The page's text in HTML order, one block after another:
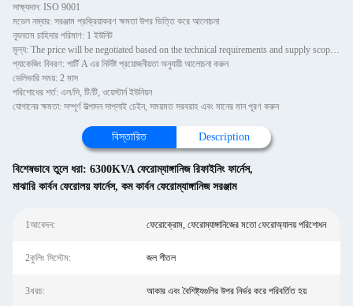
সাক্ষ্যদান: ISO 9001
মডেল নম্বার: সরঞ্জাম প্রক্রিয়াকরণ ক্ষমতা উপর ভিত্তি করে আলোচনা
ন্যূনতম চাহিদার পরিমাণ: 1 ইউনিট
মূল্য: The price will be negotiated based on the technical requirements and supply scope of Party A
প্যাকেজিং বিবরণ: পার্টি A এর নির্দিষ্ট প্রয়োজনীয়তা অনুযায়ী আলোচনা করুন
ডেলিভারি সময়: 2 মাস
পরিশোধের শর্ত: এল/সি, টি/টি, ওয়েস্টার্ন ইউনিয়ন
যোগানের ক্ষমতা: সম্পূর্ণ উত্পাদন সাপ্লাই চেইন, সময়মত সরবরাহ এবং মানের মান পূরণ করুন
বিস্তারিত Description
বিশেষভাবে তুলে ধরা: 6300KVA ফেরোম্যাঙ্গানিজ রিফাইনিং ফার্নেস,
মাঝারি কার্বন ফেরোলয় ফার্নেস, কম কার্বন ফেরোম্যাঙ্গানিজ সরঞ্জাম
1আবেদন: ফেরোক্রোম, ফেরোম্যাঙ্গানিজের মতো ফেরোঅ্যালয় পরিশোধন
2কুলিং সিস্টেম: জল শীতল
3খরচ: আকার এবং বৈশিষ্ট্যগুলির উপর নির্ভর করে পরিবর্তিত হয়